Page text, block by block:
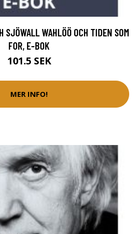
SJÖWALL WAHLÖÖ OCH TIDEN SOM
FOR, E-BOK
101.5 SEK
MER INFO!